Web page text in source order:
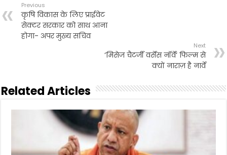
Previous
कृषि विकास के लिए प्राईवेट
सेक्टर सरकार को साथ आना
होगा- अपर मुख्य सचिव
Next
‘मिसेज चैटर्जी वर्सेस नॉर्वे‘ फिल्म से
क्यों नाराज़ है नार्वे
Related Articles